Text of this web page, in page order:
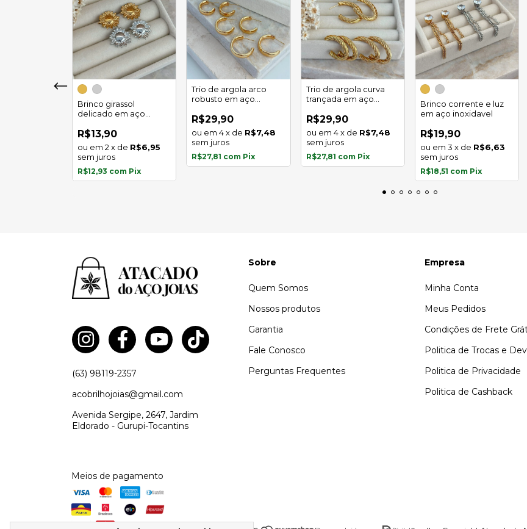
Brinco girassol
delicado em aço
R$13,90
2 x de R$6,95
sem juros
R$12,93 com Pix
Trio de argola arco
robusto em aço
R$29,90
4 x de R$7,48
sem juros
R$27,81 com Pix
Trio de argola curva
trançada em aço
R$29,90
4 x de R$7,48
sem juros
R$27,81 com Pix
Brinco corrente e luz
em aço inoxidavel
R$19,90
3 x de R$6,63
sem juros
R$18,51 com Pix
(63) 98119-2357
acobrilhojoias@gmail.com
Avenida Sergipe, 2647, Jardim
Eldorado - Gurupi-Tocantins
Sobre
Quem Somos
Nossos produtos
Garantia
Fale Conosco
Perguntas Frequentes
Empresa
Minha Conta
Meus Pedidos
Condições de Frete
Politica de Trocas e
Politica de Privacidade
Politica de Cashback
Meios de pagamento